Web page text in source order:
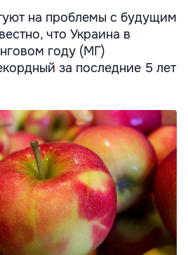
на проблемы с будущим
что Украина в
году (МГ)
за последние 5 лет